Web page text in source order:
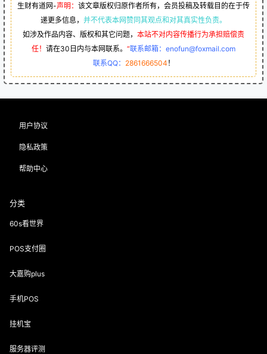
生财有道网-声明： 该文章版权归原作者所有，会员投稿及转载目的在于传
递更多信息， 并不代表本网赞同其观点和对其真实性负责。
如涉及作品内容、版权和其它问题， 本站不对内容传播行为承担赔偿责
任！ 请在30日内与本网联系。 “联系邮箱：enofun@foxmail.com
联系QQ： 2861666504 ！
用户协议
隐私政策
帮助中心
分类
60s看世界
POS支付圈
大嘉购plus
手机POS
挂机宝
服务器评测